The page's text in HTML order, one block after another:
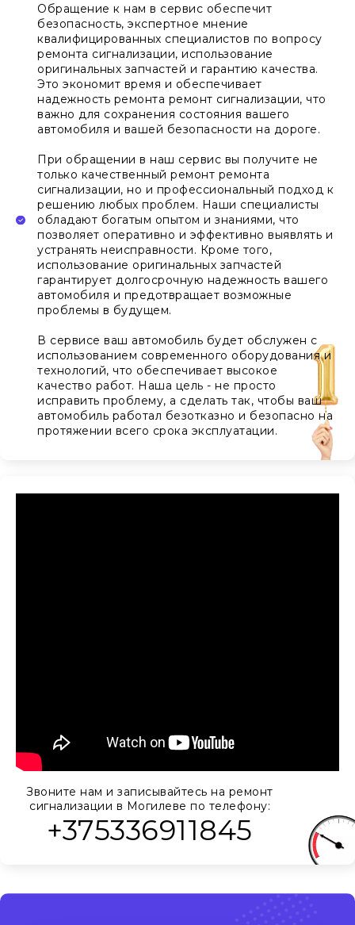
Обращение к нам в сервис обеспечит
безопасность, экспертное мнение
квалифицированных специалистов по вопросу
ремонта сигнализации, использование
оригинальных запчастей и гарантию качества.
Это экономит время и обеспечивает
надежность ремонта ремонт сигнализации, что
важно для сохранения состояния вашего
автомобиля и вашей безопасности на дороге.
При обращении в наш сервис вы получите не
только качественный ремонт ремонта
сигнализации, но и профессиональный подход к
решению любых проблем. Наши специалисты
обладают богатым опытом и знаниями, что
позволяет оперативно и эффективно выявлять и
устранять неисправности. Кроме того,
использование оригинальных запчастей
гарантирует долгосрочную надежность вашего
автомобиля и предотвращает возможные
проблемы в будущем.
В сервисе ваш автомобиль будет обслужен с
использованием современного оборудования и
технологий, что обеспечивает высокое
качество работ. Наша цель - не просто
исправить проблему, а сделать так, чтобы ваш
автомобиль работал безотказно и безопасно на
протяжении всего срока эксплуатации.
Звоните нам и записывайтесь на ремонт
сигнализации в Могилеве по телефону:
+375336911845